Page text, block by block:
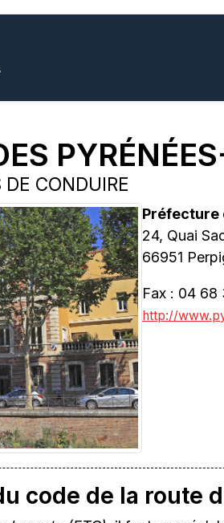
CONDUIRE
Préfecture
24, Quai
66951
Fax : 04 68
http://
code de la route